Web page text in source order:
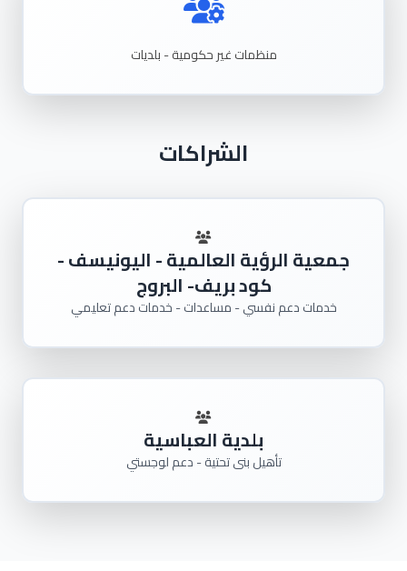
منظمات غير حكومية - بلديات
الشراكات
جمعية الرؤية العالمية - اليونيسف -
كود بريف- البروج
خدمات دعم نفسي - مساعدات - خدمات دعم تعليمي
بلدية العباسية
تأهيل بنى تحتية - دعم لوجستي